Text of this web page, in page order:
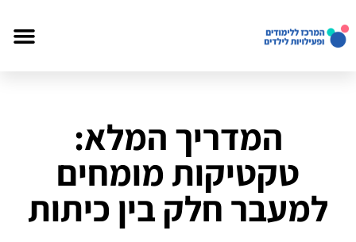
המדריך המלא:
טקטיקות מומחים
למעבר חלק בין כיתות